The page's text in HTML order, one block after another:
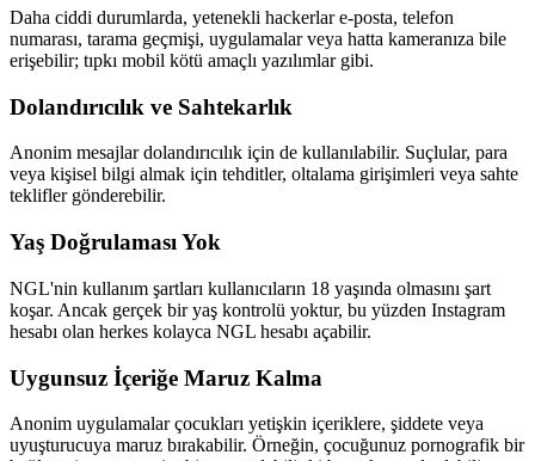
Daha ciddi durumlarda, yetenekli hackerlar e-posta, telefon
numarası, tarama geçmişi, uygulamalar veya hatta kameranıza bile
erişebilir; tıpkı mobil kötü amaçlı yazılımlar gibi.
Dolandırıcılık ve Sahtekarlık
Anonim mesajlar dolandırıcılık için de kullanılabilir. Suçlular, para
veya kişisel bilgi almak için tehditler, oltalama girişimleri veya sahte
teklifler gönderebilir.
Yaş Doğrulaması Yok
NGL'nin kullanım şartları kullanıcıların 18 yaşında olmasını şart
koşar. Ancak gerçek bir yaş kontrolü yoktur, bu yüzden Instagram
hesabı olan herkes kolayca NGL hesabı açabilir.
Uygunsuz İçeriğe Maruz Kalma
Anonim uygulamalar çocukları yetişkin içeriklere, şiddete veya
uyuşturucuya maruz bırakabilir. Örneğin, çocuğunuz pornografik bir